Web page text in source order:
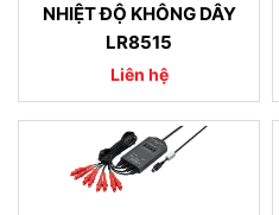
NHIỆT ĐỘ KHÔNG DÂY
LR8515
Liên hệ